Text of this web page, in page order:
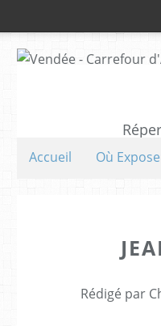
Accueil Où
Rédigé par